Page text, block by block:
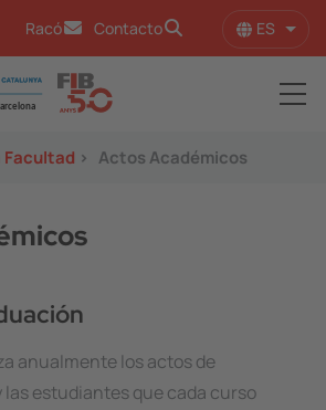
Racó Contacto ES
Facultad > Actos Académicos
anualmente los actos de
las estudiantes que cada curso